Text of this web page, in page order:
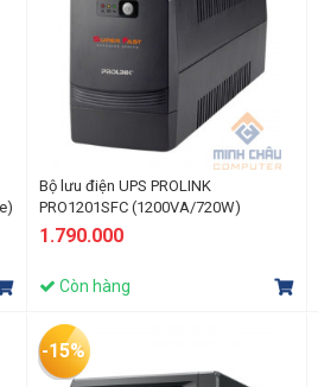
Bộ lưu điện UPS PROLINK
PRO1201SFC (1200VA/720W)
1.790.000
Còn hàng
-15%